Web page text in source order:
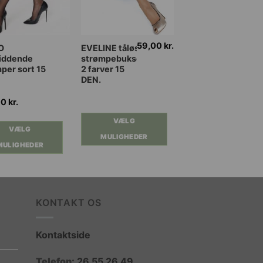
sort 15
kr.
VÆLG
EVELINE tåløse
strømpebukser
2 farver 15
DEN.
59,00 kr.
VÆLG
MULIGHEDER
Dette
vare
har
Mulighederne
vælges
KONTAKT OS
Kontaktside